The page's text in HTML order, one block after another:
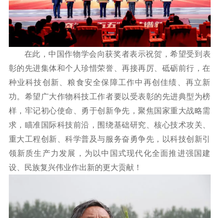
在此，中国作物学会向获奖者表示祝贺，希望受到表
彰的先进集体和个人珍惜荣誉、再接再厉、砥砺前行，在
种业科技创新、粮食安全保障工作中再创佳绩、再立新
功。希望广大作物科技工作者要以受表彰的先进典型为榜
样，牢记初心使命、勇于创新争先，聚焦国家重大战略需
求，瞄准国际科技前沿，围绕基础研究、核心技术攻关、
重大工程创新、科学普及与服务奋勇争先，以科技创新引
领新质生产力发展，为以中国式现代化全面推进强国建
设、民族复兴伟业作出新的更大贡献！